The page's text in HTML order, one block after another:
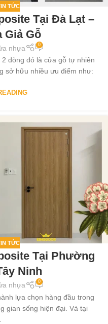
TỨC
Tại Đà Lạt –
Giả Gỗ
nhựa 0
dòng đó là cửa gỗ tự nhiên
sở hữu nhiều ưu điểm như:
TỨC
Tại Phường
Ninh
nhựa 0
lựa chọn hàng đầu trong
gian sống hiện đại. Và tại